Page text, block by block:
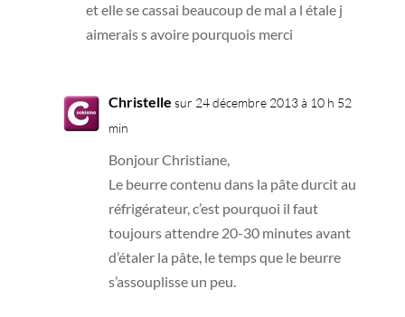
et elle se cassai beaucoup de mal a l étale j
aimerais s avoire pourquois merci
Christelle sur 24 décembre 2013 à 10 h 52
min
Bonjour Christiane,
Le beurre contenu dans la pâte durcit au
réfrigérateur, c’est pourquoi il faut
toujours attendre 20-30 minutes avant
d’étaler la pâte, le temps que le beurre
s’assouplisse un peu.